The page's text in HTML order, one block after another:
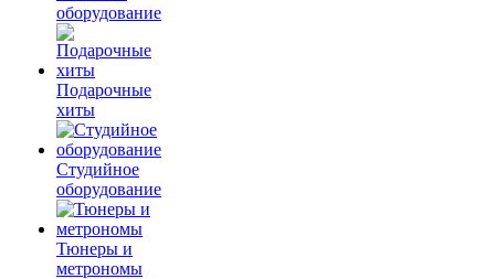
оборудование
Подарочные
хиты
Студийное
оборудование
Тюнеры и
метрономы